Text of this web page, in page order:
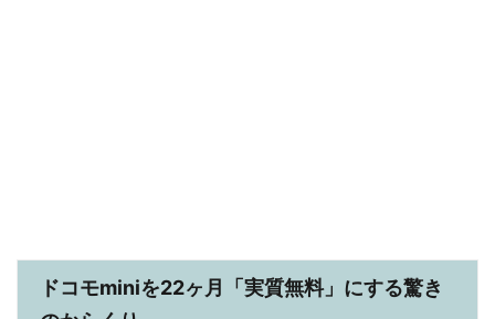
ドコモminiを22ヶ月「実質無料」にする驚き